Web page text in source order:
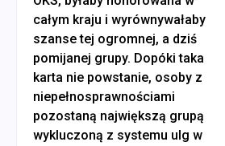
całym kraju i wyrównywałaby
szanse tej ogromnej, a dziś
pomijanej grupy. Dopóki taka
karta nie powstanie, osoby z
niepełnosprawnościami
pozostaną największą grupą
wykluczoną z systemu ulg w